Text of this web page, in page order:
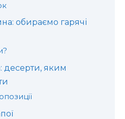
обираємо гарячі
десерти, яким